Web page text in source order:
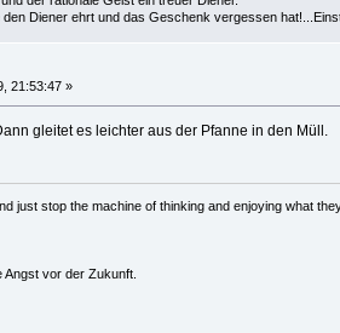
den Diener ehrt und das Geschenk vergessen
21:53:47 »
gleitet es leichter aus der Pfanne in den Müll.
just stop the machine of thinking and enjoying what
Angst vor der Zukunft.